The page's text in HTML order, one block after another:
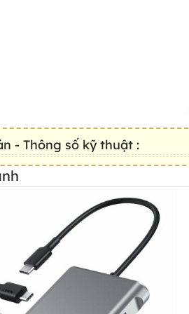
- Thông số kỹ thuật :